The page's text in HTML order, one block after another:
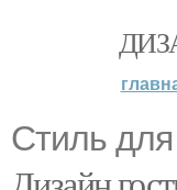
Стиль